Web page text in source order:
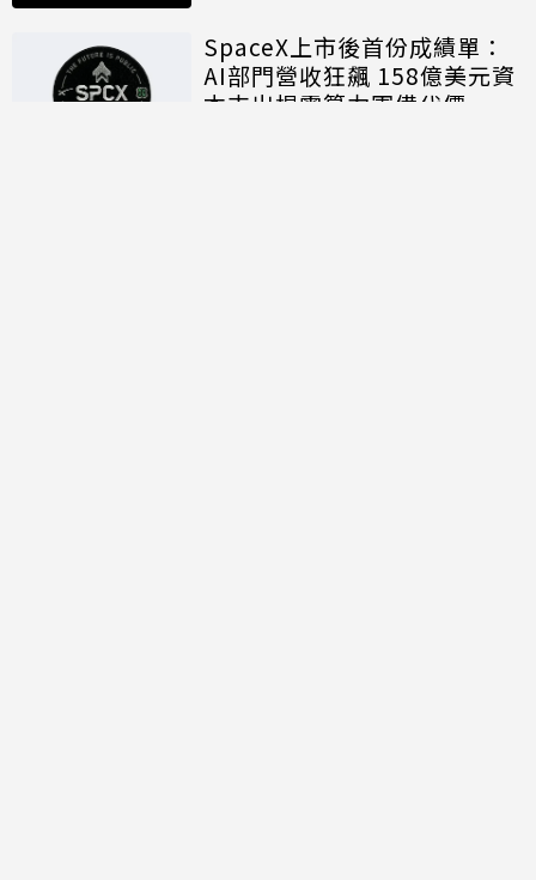
SpaceX上市後首份成績單：
AI部門營收狂飆 158億美元資
本支出揭露算力軍備代價